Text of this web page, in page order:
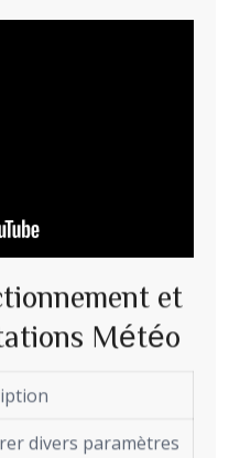
et
Météo
divers paramètres